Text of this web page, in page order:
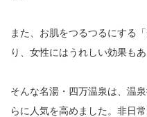
また、お肌をつるつるにする
り、女性にはうれしい効果もあ
そんな名湯・四万温泉は、温
らに人気を高めました。非日